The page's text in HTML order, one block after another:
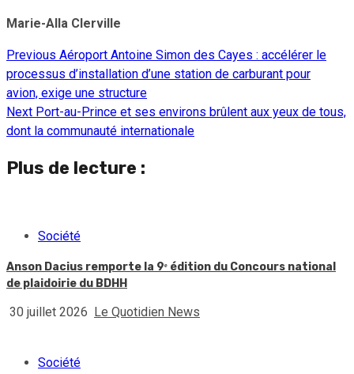
Marie-Alla Clerville
Continue
Reading
Previous Aéroport Antoine Simon des Cayes : accélérer le
processus d’installation d’une station de carburant pour
avion, exige une structure
Next Port-au-Prince et ses environs brûlent aux yeux de tous,
dont la communauté internationale
Plus de lecture :
Société
Anson Dacius remporte la 9ᵉ édition du Concours national
de plaidoirie du BDHH
30 juillet 2026 Le Quotidien News
Société